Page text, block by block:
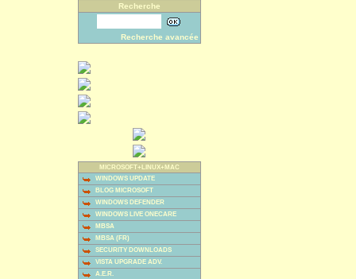
Recherche
Recherche avancée
MICROSOFT+LINUX+MAC
WINDOWS UPDATE
BLOG MICROSOFT
WINDOWS DEFENDER
WINDOWS LIVE ONECARE
MBSA
MBSA (FR)
SECURITY DOWNLOADS
VISTA UPGRADE ADV.
A.E.R.